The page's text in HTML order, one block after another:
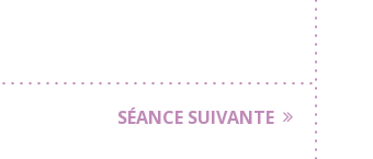
SÉANCE SUIVANTE